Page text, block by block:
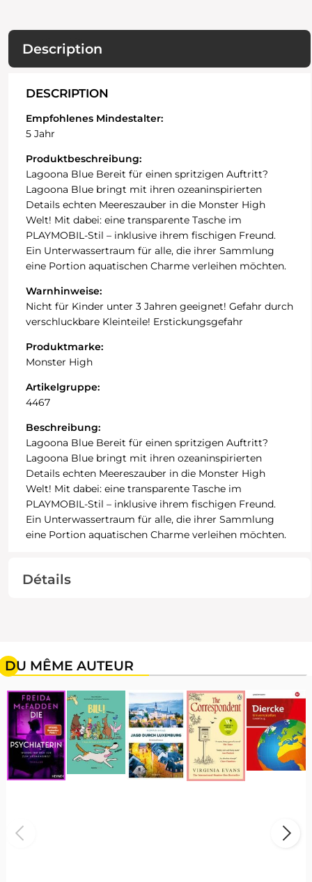
Description
DESCRIPTION
Empfohlenes Mindestalter:
5 Jahr
Produktbeschreibung:
Lagoona Blue Bereit für einen spritzigen Auftritt?
Lagoona Blue bringt mit ihren ozeaninspirierten
Details echten Meereszauber in die Monster High
Welt! Mit dabei: eine transparente Tasche im
PLAYMOBIL-Stil – inklusive ihrem fischigen Freund.
Ein Unterwassertraum für alle, die ihrer Sammlung
eine Portion aquatischen Charme verleihen möchten.
Warnhinweise:
Nicht für Kinder unter 3 Jahren geeignet! Gefahr durch
verschluckbare Kleinteile! Erstickungsgefahr
Produktmarke:
Monster High
Artikelgruppe:
4467
Beschreibung:
Lagoona Blue Bereit für einen spritzigen Auftritt?
Lagoona Blue bringt mit ihren ozeaninspirierten
Details echten Meereszauber in die Monster High
Welt! Mit dabei: eine transparente Tasche im
PLAYMOBIL-Stil – inklusive ihrem fischigen Freund.
Ein Unterwassertraum für alle, die ihrer Sammlung
eine Portion aquatischen Charme verleihen möchten.
Détails
DU MÊME AUTEUR